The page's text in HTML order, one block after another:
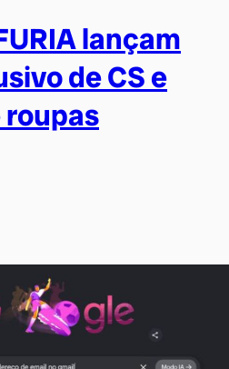
lançam
de CS e